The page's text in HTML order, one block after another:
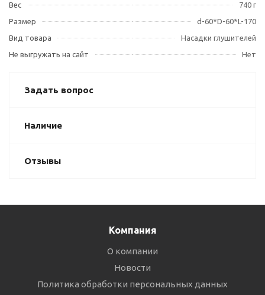
Вес
740 г
Размер
d-60*D-60*L-170
Вид товара
Насадки глушителей
Не выгружать на сайт
Нет
Задать вопрос
Наличие
Отзывы
Компания
О компании
Новости
Политика обработки персональных данных